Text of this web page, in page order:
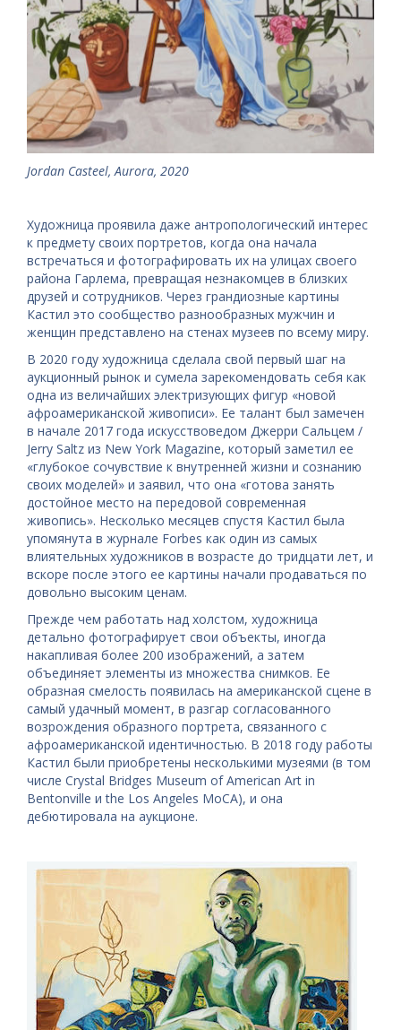
Jordan Casteel, Aurora, 2020
Художница проявила даже антропологический интерес
к предмету своих портретов, когда она начала
встречаться и фотографировать их на улицах своего
района Гарлема, превращая незнакомцев в близких
друзей и сотрудников. Через грандиозные картины
Кастил это сообщество разнообразных мужчин и
женщин представлено на стенах музеев по всему миру.
В 2020 году художница сделала свой первый шаг на
аукционный рынок и сумела зарекомендовать себя как
одна из величайших электризующих фигур «новой
афроамериканской живописи». Ее талант был замечен
в начале 2017 года искусствоведом Джерри Сальцем /
Jerry Saltz из New York Magazine, который заметил ее
«глубокое сочувствие к внутренней жизни и сознанию
своих моделей» и заявил, что она «готова занять
достойное место на передовой современная
живопись». Несколько месяцев спустя Кастил была
упомянута в журнале Forbes как один из самых
влиятельных художников в возрасте до тридцати лет, и
вскоре после этого ее картины начали продаваться по
довольно высоким ценам.
Прежде чем работать над холстом, художница
детально фотографирует свои объекты, иногда
накапливая более 200 изображений, а затем
объединяет элементы из множества снимков. Ее
образная смелость появилась на американской сцене в
самый удачный момент, в разгар согласованного
возрождения образного портрета, связанного с
афроамериканской идентичностью. В 2018 году работы
Кастил были приобретены несколькими музеями (в том
числе Crystal Bridges Museum of American Art in
Bentonville и the Los Angeles MoCA), и она
дебютировала на аукционе.